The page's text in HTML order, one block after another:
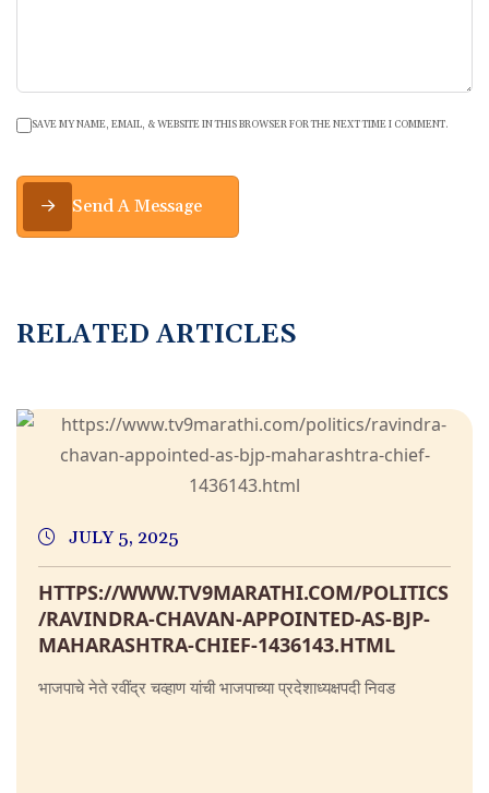
SAVE MY NAME, EMAIL, & WEBSITE IN THIS BROWSER FOR THE NEXT TIME I COMMENT.
Send A Message
RELATED ARTICLES
JULY 5, 2025
HTTPS://WWW.TV9MARATHI.COM/POLITICS
/RAVINDRA-CHAVAN-APPOINTED-AS-BJP-
MAHARASHTRA-CHIEF-1436143.HTML
भाजपाचे नेते रवींद्र चव्हाण यांची भाजपाच्या प्रदेशाध्यक्षपदी निवड